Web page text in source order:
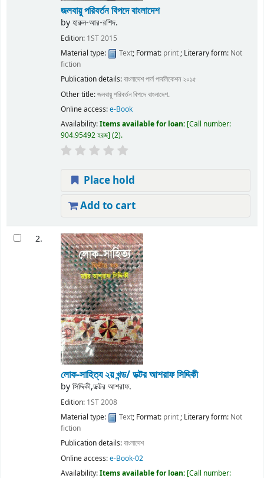
জলবায়ু পরিবর্তন বিপদে বাংলাদেশ
byহারুন-আর-রশিদ.
Edition: 1ST 2015
Material type:
Text; Format: print; Literary form: Not
fiction
Publication details:বাংলাদেশপার্ল পাবলিকেশন ২০১৫
Other title:জলবায়ু পরিবর্তন বিপদে বাংলাদেশ.
Online access:e-Book
Availability:Items available for loan: Call number:
904.95492 হরজ (2).
Place hold
Add to cart
2.
লোক-সাহিত্য ২য় খন্ড/ডক্টর আশরাফ সিদ্দিকী
byসিদ্দিকী,ডক্টর আশরাফ.
Edition: 1ST 2008
Material type:
Text; Format: print; Literary form: Not
fiction
Publication details:বাংলাদেশ
Online access:e-Book-02
Availability:Items available for loan: Call number: